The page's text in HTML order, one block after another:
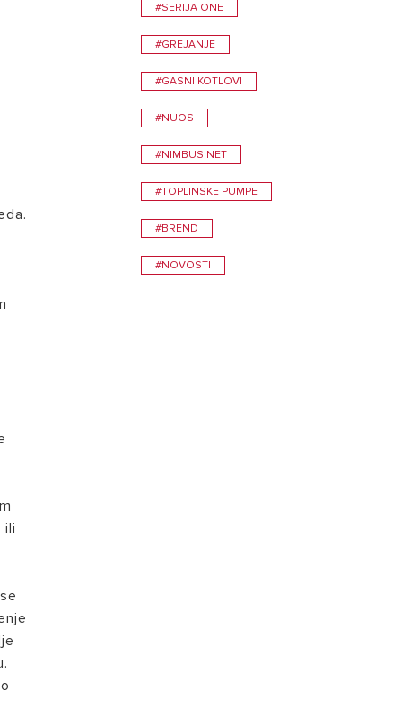
ili
#SERIJA ONE
#GREJANJE
#GASNI KOTLOVI
#NUOS
#NIMBUS NET
#TOPLINSKE PUMPE
#BREND
#NOVOSTI